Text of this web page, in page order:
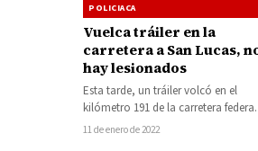
POLICIACA
Vuelca tráiler en la
carretera a San Lucas,
hay lesionados
Esta tarde, un tráiler volcó en el
kilómetro 191 de la carretera federal
51 Huetamo-Ciudad Altamirano a
11 de enero de 2022